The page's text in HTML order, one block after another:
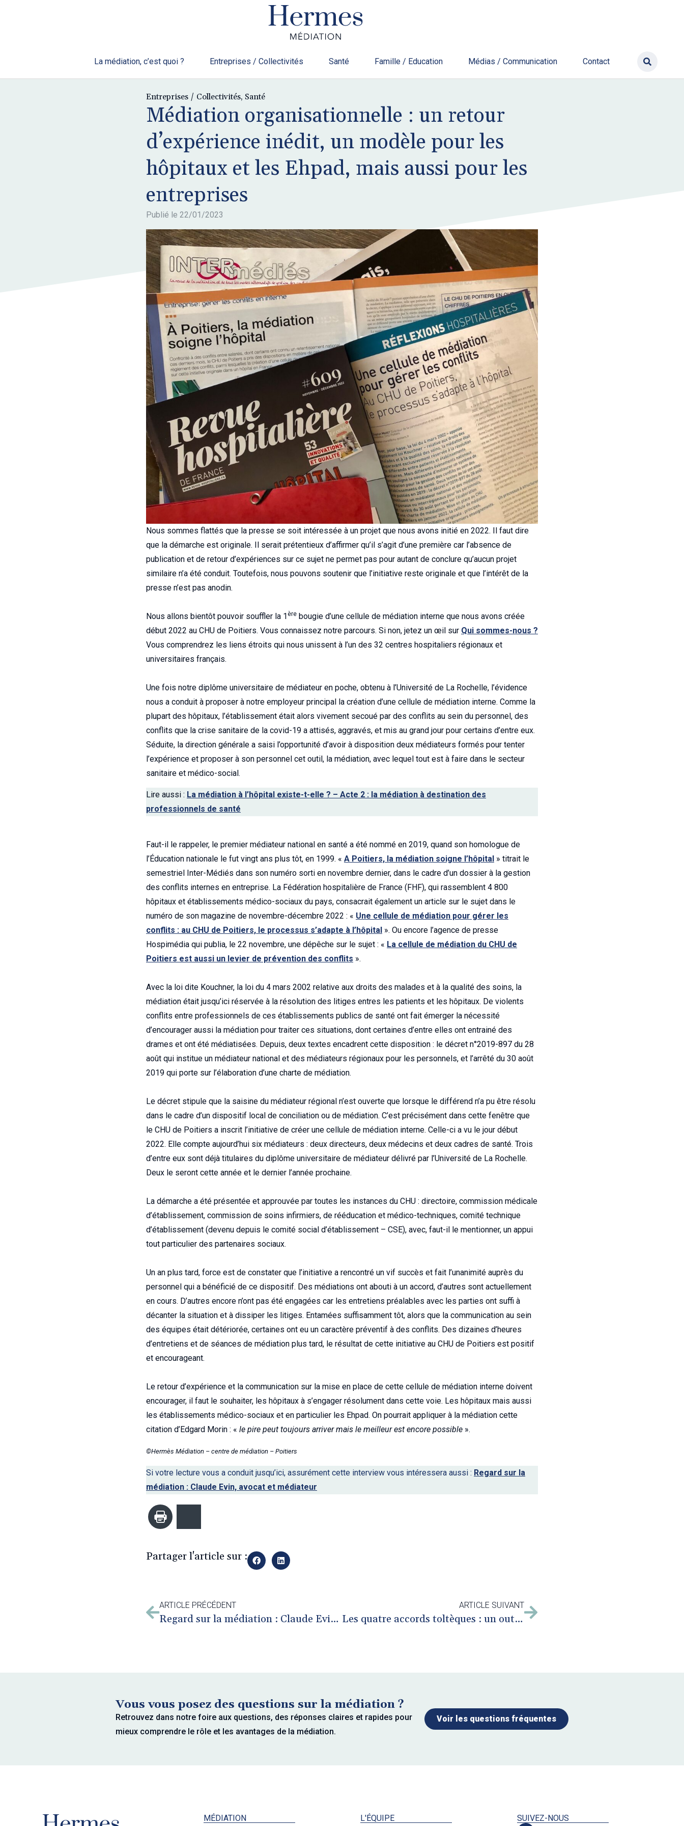
La médiation, c’est quoi ? Entreprises / Collectivités Santé Famille / Education Médias / Communication Contact
Entreprises / Collectivités, Santé
Médiation organisationnelle : un retour
d’expérience inédit, un modèle pour les
hôpitaux et les Ehpad, mais aussi pour les
entreprises
Publié le 22/01/2023
Nous sommes flattés que la presse se soit intéressée à un projet que nous avons initié en 2022. Il faut dire
que la démarche est originale. Il serait prétentieux d’affirmer qu’il s’agit d’une première car l’absence de
publication et de retour d’expériences sur ce sujet ne permet pas pour autant de conclure qu’aucun projet
similaire n’a été conduit. Toutefois, nous pouvons soutenir que l’initiative reste originale et que l’intérêt de la
presse n’est pas anodin.
Nous allons bientôt pouvoir souffler la 1ère bougie d’une cellule de médiation interne que nous avons créée
début 2022 au CHU de Poitiers. Vous connaissez notre parcours. Si non, jetez un œil sur Qui sommes-nous ?
Vous comprendrez les liens étroits qui nous unissent à l’un des 32 centres hospitaliers régionaux et
universitaires français.
Une fois notre diplôme universitaire de médiateur en poche, obtenu à l’Université de La Rochelle, l’évidence
nous a conduit à proposer à notre employeur principal la création d’une cellule de médiation interne. Comme la
plupart des hôpitaux, l’établissement était alors vivement secoué par des conflits au sein du personnel, des
conflits que la crise sanitaire de la covid-19 a attisés, aggravés, et mis au grand jour pour certains d’entre eux.
Séduite, la direction générale a saisi l’opportunité d’avoir à disposition deux médiateurs formés pour tenter
l’expérience et proposer à son personnel cet outil, la médiation, avec lequel tout est à faire dans le secteur
sanitaire et médico-social.
Lire aussi : La médiation à l’hôpital existe-t-elle ? – Acte 2 : la médiation à destination des
professionnels de santé
Faut-il le rappeler, le premier médiateur national en santé a été nommé en 2019, quand son homologue de
l’Éducation nationale le fut vingt ans plus tôt, en 1999. « A Poitiers, la médiation soigne l’hôpital » titrait le
semestriel Inter-Médiés dans son numéro sorti en novembre dernier, dans le cadre d’un dossier à la gestion
des conflits internes en entreprise. La Fédération hospitalière de France (FHF), qui rassemblent 4 800
hôpitaux et établissements médico-sociaux du pays, consacrait également un article sur le sujet dans le
numéro de son magazine de novembre-décembre 2022 : « Une cellule de médiation pour gérer les
conflits : au CHU de Poitiers, le processus s’adapte à l’hôpital ». Ou encore l’agence de presse
Hospimédia qui publia, le 22 novembre, une dépêche sur le sujet : « La cellule de médiation du CHU de
Poitiers est aussi un levier de prévention des conflits ».
Avec la loi dite Kouchner, la loi du 4 mars 2002 relative aux droits des malades et à la qualité des soins, la
médiation était jusqu’ici réservée à la résolution des litiges entres les patients et les hôpitaux. De violents
conflits entre professionnels de ces établissements publics de santé ont fait émerger la nécessité
d’encourager aussi la médiation pour traiter ces situations, dont certaines d’entre elles ont entrainé des
drames et ont été médiatisées. Depuis, deux textes encadrent cette disposition : le décret n°2019-897 du 28
août qui institue un médiateur national et des médiateurs régionaux pour les personnels, et l’arrêté du 30 août
2019 qui porte sur l’élaboration d’une charte de médiation.
Le décret stipule que la saisine du médiateur régional n’est ouverte que lorsque le différend n’a pu être résolu
dans le cadre d’un dispositif local de conciliation ou de médiation. C’est précisément dans cette fenêtre que
le CHU de Poitiers a inscrit l’initiative de créer une cellule de médiation interne. Celle-ci a vu le jour début
2022. Elle compte aujourd’hui six médiateurs : deux directeurs, deux médecins et deux cadres de santé. Trois
d’entre eux sont déjà titulaires du diplôme universitaire de médiateur délivré par l’Université de La Rochelle.
Deux le seront cette année et le dernier l’année prochaine.
La démarche a été présentée et approuvée par toutes les instances du CHU : directoire, commission médicale
d’établissement, commission de soins infirmiers, de rééducation et médico-techniques, comité technique
d’établissement (devenu depuis le comité social d’établissement – CSE), avec, faut-il le mentionner, un appui
tout particulier des partenaires sociaux.
Un an plus tard, force est de constater que l’initiative a rencontré un vif succès et fait l’unanimité auprès du
personnel qui a bénéficié de ce dispositif. Des médiations ont abouti à un accord, d’autres sont actuellement
en cours. D’autres encore n’ont pas été engagées car les entretiens préalables avec les parties ont suffi à
décanter la situation et à dissiper les litiges. Entamées suffisamment tôt, alors que la communication au sein
des équipes était détériorée, certaines ont eu un caractère préventif à des conflits. Des dizaines d’heures
d’entretiens et de séances de médiation plus tard, le résultat de cette initiative au CHU de Poitiers est positif
et encourageant.
Le retour d’expérience et la communication sur la mise en place de cette cellule de médiation interne doivent
encourager, il faut le souhaiter, les hôpitaux à s’engager résolument dans cette voie. Les hôpitaux mais aussi
les établissements médico-sociaux et en particulier les Ehpad. On pourrait appliquer à la médiation cette
citation d’Edgard Morin : « le pire peut toujours arriver mais le meilleur est encore possible ».
©Hermès Médiation – centre de médiation – Poitiers
Si votre lecture vous a conduit jusqu’ici, assurément cette interview vous intéressera aussi : Regard sur la
médiation : Claude Evin, avocat et médiateur
Imprimer
Partager l'article sur :
ARTICLE PRÉCÉDENT
Regard sur la médiation : Claude Evin, avocat et médiateur
ARTICLE SUIVANT
Les quatre accords toltèques : un outil utile pour le médiateur
Vous vous posez des questions sur la médiation ?
Retrouvez dans notre foire aux questions, des réponses claires et rapides pour
mieux comprendre le rôle et les avantages de la médiation.
Voir les questions fréquentes
MÉDIATION L'ÉQUIPE SUIVEZ-NOUS